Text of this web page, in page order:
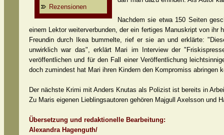
Rezensionen
Nachdem sie etwa 150 Seiten
einem Lektor weiterverbunden, der ein fertiges Manuskript von
Freundin durch Ikea bummelte, rief er sie an und erklärte:
unwirklich war das", erklärt Mari im Interview der
veröffentlichen und für den Fall einer Veröffentlichung
doch zumindest hat Mari ihren Kindern den Kompromiss abringen
Der nächste Krimi mit Anders Knutas als Polizist ist bereits in
Zu Maris eigenen Lieblingsautoren gehören Majgull Axelsson und
Übersetzung und redaktionelle Bearbeitung:
Alexandra Hagenguth/